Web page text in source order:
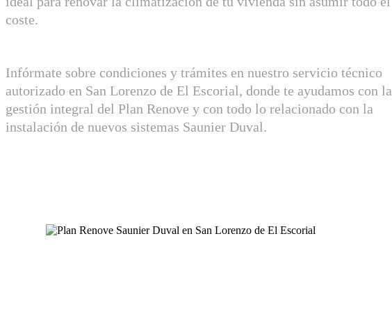
coste.
Infórmate sobre condiciones y trámites en nuestro servicio técnico
autorizado en San Lorenzo de El Escorial, donde te ayudamos con la
gestión integral del Plan Renove y con todo lo relacionado con la
instalación de nuevos sistemas Saunier Duval.